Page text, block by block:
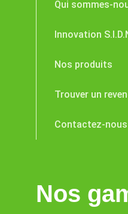
Qui sommes-
Innovation
Nos produits
Trouver un
Contactez-nous
Nos